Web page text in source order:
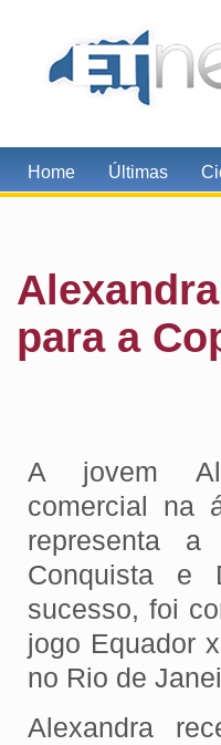
Home Últimas
para a
A jovem
comercial na
representa a
Conquista e
sucesso, foi
jogo Equador
no Rio de
Alexandra